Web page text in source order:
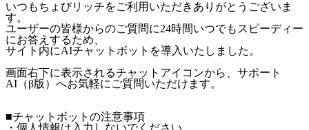
いつもちょびリッチをご利用いただきありがとうございま
す。
ユーザーの皆様からのご質問に24時間いつでもスピーディー
にお答えするため、
サイト内にAIチャットボットを導入いたしました。
画面右下に表示されるチャットアイコンから、サポート
AI（β版）へお気軽にご質問いただけます。
■チャットボットの注意事項